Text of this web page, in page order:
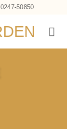
0247-50850